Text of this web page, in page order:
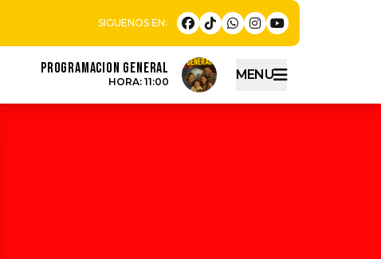
PROGRAMACION GENERAL
HORA: 11:00 MENU